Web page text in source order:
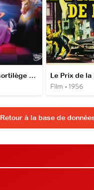
Cendrillon 3: Le sortilège de Cendrillon Le Prix de la
Film • 1956
Retour à la base de